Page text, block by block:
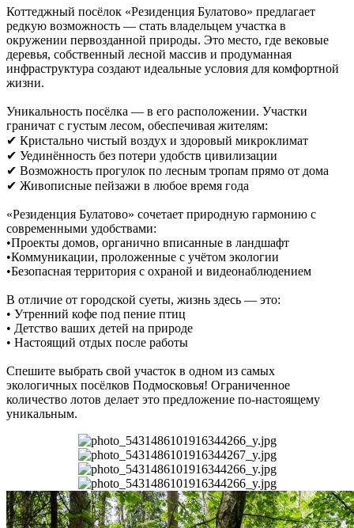
Коттеджный посёлок «Резиденция Булатово» предлагает
редкую возможность — стать владельцем участка в
окружении первозданной природы. Это место, где вековые
деревья, собственный лесной массив и продуманная
инфраструктура создают идеальные условия для комфортной
жизни.
Уникальность посёлка — в его расположении. Участки
граничат с густым лесом, обеспечивая жителям:
✔ Кристально чистый воздух и здоровый микроклимат
✔ Уединённость без потери удобств цивилизации
✔ Возможность прогулок по лесным тропам прямо от дома
✔ Живописные пейзажи в любое время года
«Резиденция Булатово» сочетает природную гармонию с
современными удобствами:
•Проекты домов, органично вписанные в ландшафт
•Коммуникации, проложенные с учётом экологии
•Безопасная территория с охраной и видеонаблюдением
В отличие от городской суеты, жизнь здесь — это:
• Утренний кофе под пение птиц
• Детство ваших детей на природе
• Настоящий отдых после работы
Спешите выбрать свой участок в одном из самых
экологичных посёлков Подмосковья! Ограниченное
количество лотов делает это предложение по-настоящему
уникальным.